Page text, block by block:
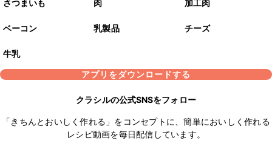
さつまいも 肉 加工肉
ベーコン 乳製品 チーズ
牛乳
アプリをダウンロードする
クラシルの公式SNSをフォロー
「きちんとおいしく作れる」をコンセプトに、簡単においしく作れる
レシピ動画を毎日配信しています。